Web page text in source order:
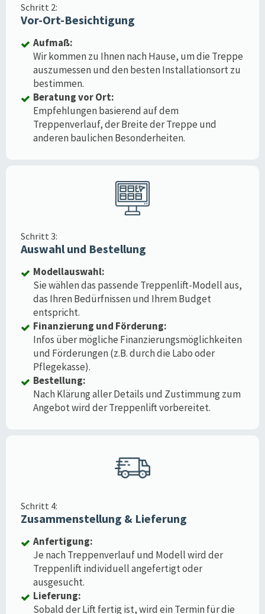
Schritt 2:
Vor-Ort-Besichtigung
Aufmaß:
Wir kommen zu Ihnen nach Hause, um die Treppe
auszumessen und den besten Installationsort zu
bestimmen.
Beratung vor Ort:
Empfehlungen basierend auf dem
Treppenverlauf, der Breite der Treppe und
anderen baulichen Besonderheiten.
Schritt 3:
Auswahl und Bestellung
Modellauswahl:
Sie wählen das passende Treppenlift-Modell aus,
das Ihren Bedürfnissen und Ihrem Budget
entspricht.
Finanzierung und Förderung:
Infos über mögliche Finanzierungsmöglichkeiten
und Förderungen (z.B. durch die Labo oder
Pflegekasse).
Bestellung:
Nach Klärung aller Details und Zustimmung zum
Angebot wird der Treppenlift vorbereitet.
Schritt 4:
Zusammenstellung & Lieferung
Anfertigung:
Je nach Treppenverlauf und Modell wird der
Treppenlift individuell angefertigt oder
ausgesucht.
Lieferung:
Sobald der Lift fertig ist, wird ein Termin für die